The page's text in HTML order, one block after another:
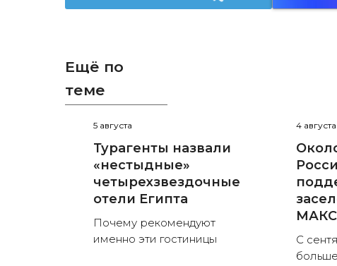
Ещё по
теме
5 августа
Турагенты назвали
«нестыдные»
четырехзвездочные
отели Египта
Почему рекомендуют
именно эти гостиницы
4 августа
MАКС
С
больше